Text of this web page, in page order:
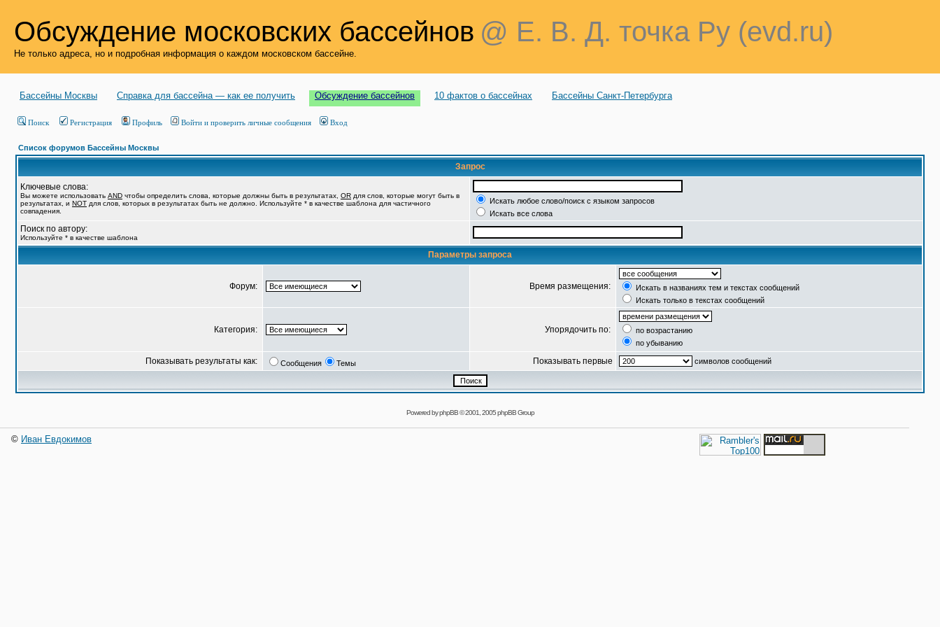
Обсуждение московских бассейнов @ Е. В. Д. точка Ру (evd.ru)
Не только адреса, но и подробная информация о каждом московском бассейне.
Бассейны Москвы Справка для бассейна — как ее получить Обсуждение бассейнов 10 фактов о бассейнах Бассейны Санкт-Петербурга
Поиск Регистрация Профиль Войти и проверить личные сообщения Вход
Список форумов Бассейны Москвы
Запрос
Ключевые слова:
Вы можете использовать AND чтобы определить слова, которые должны быть в результатах, OR для слов, которые могут быть в
результатах, и NOT для слов, которых в результатах быть не должно. Используйте * в качестве шаблона для частичного
совпадения.
Искать любое слово/поиск с языком запросов
Искать все слова
Поиск по автору:
Используйте * в качестве шаблона
Параметры запроса
Форум: Время размещения:
Искать в названиях тем и текстах сообщений
Искать только в текстах сообщений
Категория: Упорядочить по:
по возрастанию
по убыванию
Показывать результаты как: Сообщения Темы Показывать первые символов сообщений
Powered byphpBB© 2001, 2005 phpBB Group
© Иван Евдокимов